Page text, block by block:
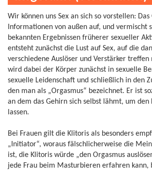
Wir können uns Sex an sich so vorstellen:
Informationen von außen auf, und vermischt
bekannten Ergebnissen früherer sexueller
entsteht zunächst die Lust auf Sex, auf die
verschiedene Auslöser und Verstärker treffen
wird dabei der Körper zunächst in sexuelle
sexuelle Leidenschaft und schließlich in den
den man als „Orgasmus“ bezeichnet. Er ist
an dem das Gehirn sich selbst lähmt, um den
lassen.
Bei Frauen gilt die Klitoris als besonders
„Initiator“, woraus fälschlicherweise die
ist, die Klitoris würde „den Orgasmus
jede Frau beim Masturbieren erfahren kann,